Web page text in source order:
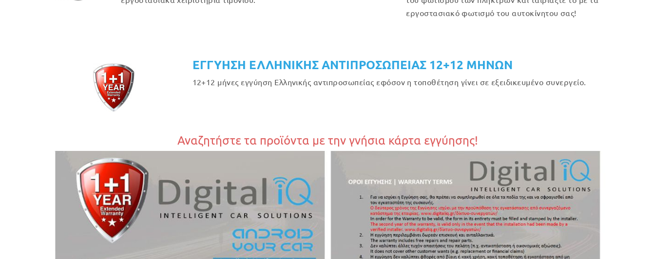
εργοστασιακό φωτισμό του αυτοκίνητου σας!
ΕΓΓΥΗΣΗ ΕΛΛΗΝΙΚΗΣ ΑΝΤΙΠΡΟΣΩΠΕΙΑΣ 12+12 ΜΗΝΩΝ
12+12 μήνες εγγύηση Ελληνικής αντιπροσωπείας εφόσον η τοποθέτηση γίνει σε εξειδικευμένο συνεργείο.
Αναζητήστε τα προϊόντα με την γνήσια κάρτα εγγύησης!